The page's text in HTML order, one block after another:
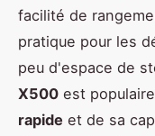
facilité de
pratique pour les
peu d'espace de
X500 est
rapide et de sa